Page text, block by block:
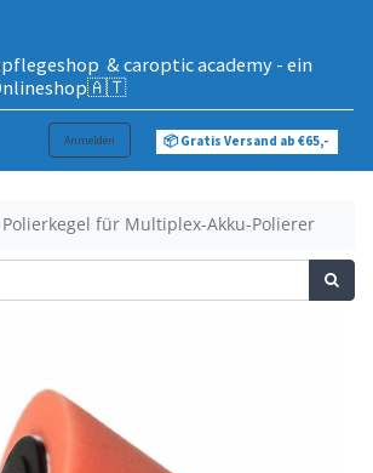
& caroptic academy - ein
Anmelden 📦 Gratis Versand ab €65,-
Polierkegel für Multiplex-Akku-Polierer